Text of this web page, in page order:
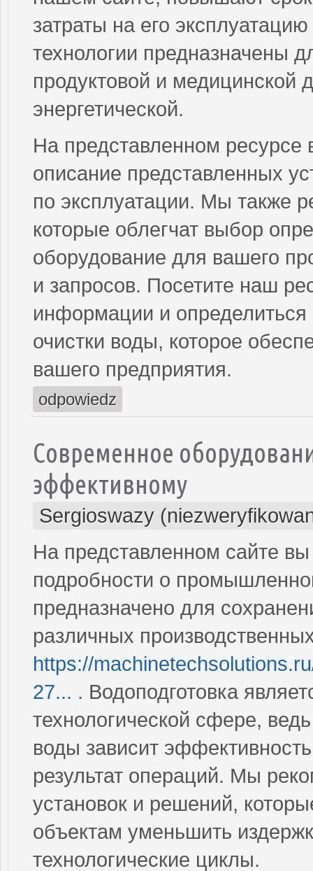
затраты на его
технологии предназначены
продуктовой и медицинской
энергетической.
На представленном ресурсе
описание представленных
по эксплуатации. Мы также
которые облегчат выбор
оборудование для вашего
и запросов. Посетите наш
информации и
очистки воды, которое
вашего предприятия.
odpowiedz
Современное
эффективному
Sergioswazy
На представленном сайте
подробности о
предназначено для
различных
https://
27... . Водоподготовка
технологической сфере,
воды зависит
результат операций. Мы
установок и решений,
объектам уменьшить
технологические циклы.